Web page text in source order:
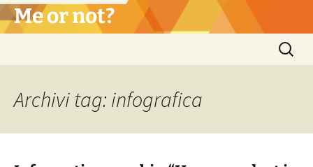
Vai
al Me or not?
Ricerca
per:
Archivi tag: infografica